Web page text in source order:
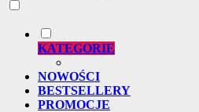
KATEGORIE
NOWOŚCI
BESTSELLERY
PROMOCJE